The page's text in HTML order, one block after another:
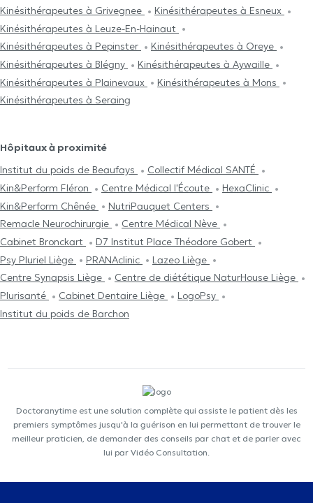
Kinésithérapeutes à Grivegnee
Kinésithérapeutes à Esneux
Kinésithérapeutes à Leuze-En-Hainaut
Kinésithérapeutes à Pepinster
Kinésithérapeutes à Oreye
Kinésithérapeutes à Blégny
Kinésithérapeutes à Aywaille
Kinésithérapeutes à Plainevaux
Kinésithérapeutes à Mons
Kinésithérapeutes à Seraing
Hôpitaux à proximité
Institut du poids de Beaufays
Collectif Médical SANTÉ
Kin&Perform Fléron
Centre Médical l'Écoute
HexaClinic
Kin&Perform Chênée
NutriPauquet Centers
Remacle Neurochirurgie
Centre Médical Nève
Cabinet Bronckart
D7 Institut Place Théodore Gobert
Psy Pluriel Liège
PRANAclinic
Lazeo Liège
Centre Synapsis Liège
Centre de diététique NaturHouse Liège
Plurisanté
Cabinet Dentaire Liège
LogoPsy
Institut du poids de Barchon
Doctoranytime est une solution complète qui assiste le patient dès les
premiers symptômes jusqu'à la guérison en lui permettant de trouver le
meilleur praticien, de demander des conseils par chat et de parler avec
lui par Vidéo Consultation.